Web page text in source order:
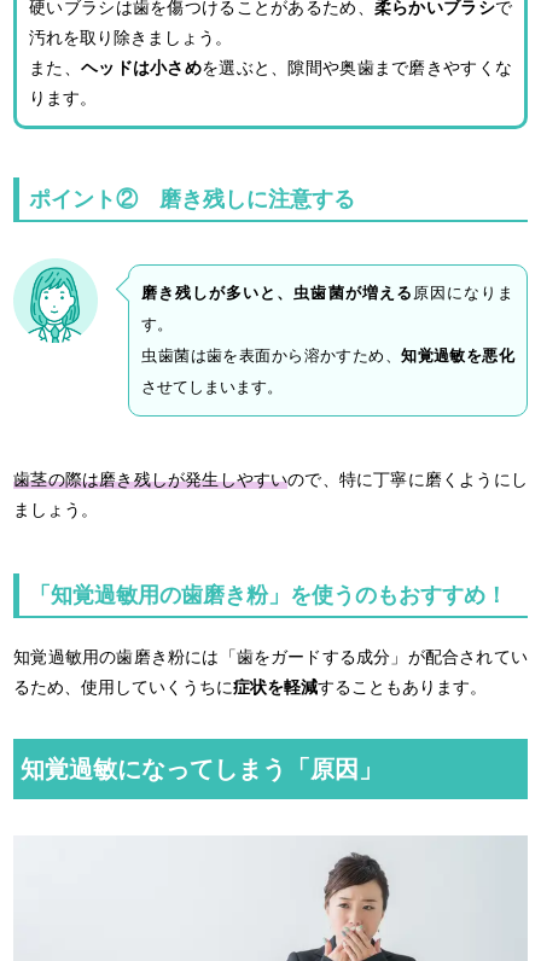
硬いブラシは歯を傷つけることがあるため、 柔らかいブラシで
汚れを取り除きましょう。
また、ヘッドは小さめを選ぶと、隙間や奥歯まで磨きやすくな
ります。
ポイント② 磨き残しに注意する
磨き残しが多いと、虫歯菌が増える 原因になりま
す。
虫歯菌は歯を表面から溶かすため、知覚過敏を悪化
させてしまいます。
歯茎の際は磨き残しが発生しやすいので、特に丁寧に磨くようにし
ましょう。
「知覚過敏用の歯磨き粉」を使うのもおすすめ！
知覚過敏用の歯磨き粉には「歯をガードする成分」が配合されてい
るため、使用していくうちに症状を軽減することもあります。
知覚過敏になってしまう「原因」